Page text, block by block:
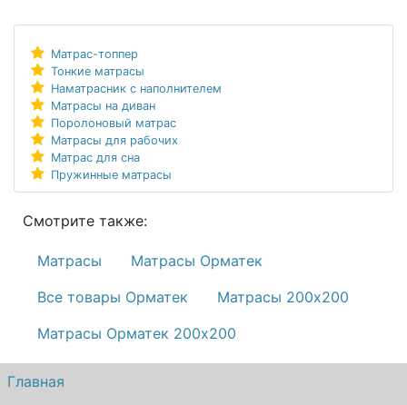
Матрас-топпер
Тонкие матрасы
Наматрасник с наполнителем
Матрасы на диван
Поролоновый матрас
Матрасы для рабочих
Матрас для сна
Пружинные матрасы
Смотрите также:
Матрасы
Матрасы Орматек
Все товары Орматек
Матрасы 200х200
Матрасы Орматек 200х200
Главная